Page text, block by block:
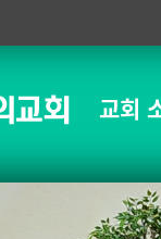
교회